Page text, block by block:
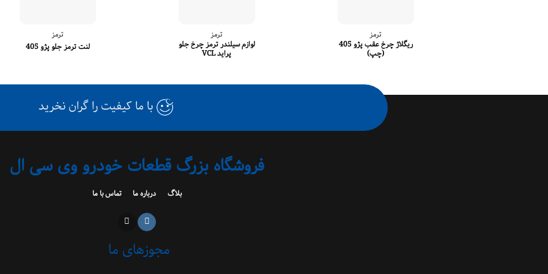
ترمز
ریگلاژ چرخ عقب پژو 405
(چپ)
ترمز
لوازم سیلندر ترمز چرخ جلو
پراید VCL
ترمز
لنت ترمز جلو پژو 405
با ما کیفیت را گران نخرید
فروشگاه بزرگ قطعات خودرو وی سی ال
بلاگ درباره ما تماس با ما
مجوزهای ما